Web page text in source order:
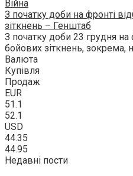
Війна
З початку доби на фронті
зіткнень – Генштаб
З початку доби 23 грудня на
бойових зіткнень, зокрема,
Валюта
Купівля
Продаж
EUR
51.1
52.1
USD
44.35
44.95
Недавні пости